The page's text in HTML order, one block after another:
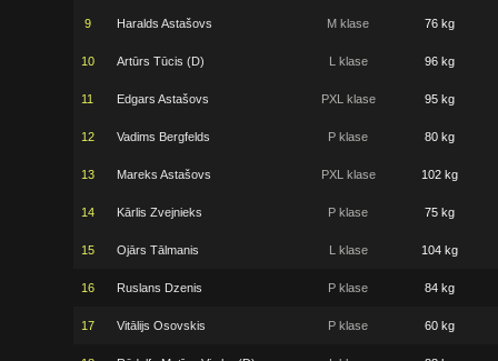
9 Haralds Astašovs M klase 76 kg
10 Artūrs Tūcis (D) L klase 96 kg
11 Edgars Astašovs PXL klase 95 kg
12 Vadims Bergfelds P klase 80 kg
13 Mareks Astašovs PXL klase 102 kg
14 Kārlis Zvejnieks P klase 75 kg
15 Ojārs Tālmanis L klase 104 kg
16 Ruslans Dzenis P klase 84 kg
17 Vitālijs Osovskis P klase 60 kg